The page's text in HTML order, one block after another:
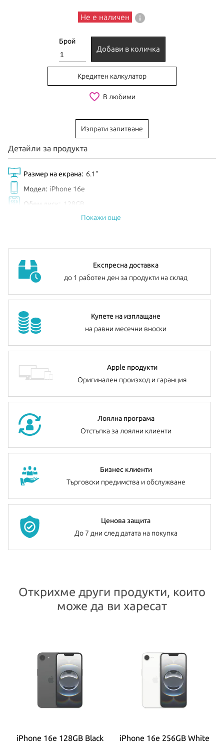
Не е наличен info
Брой
Добави в количка
Кредитен калкулатор
favorite_border В любими
Изпрати запитване
Детайли за продукта
Размер на екрана: 6.1"
Модел: iPhone 16e
Обем диск:
128GB
Анонсиран: Февруари 2025
Допълнителна информация: можете да намерите
Покажи още
Експресна доставка
до 1 работен ден за продукти на склад
Купете на изплащане
на равни месечни вноски
Apple продукти
Оригинален произход и гаранция
Лоялна програма
Отстъпка за лоялни клиенти
Бизнес клиенти
Търговски предимства и обслужване
Ценова защита
До 7 дни след датата на покупка
Открихме други продукти, които
може да ви харесат
iPhone 16e 128GB Black iPhone 16e 256GB White